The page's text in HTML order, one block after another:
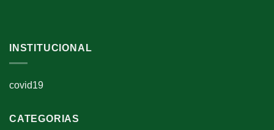
INSTITUCIONAL
covid19
CATEGORIAS